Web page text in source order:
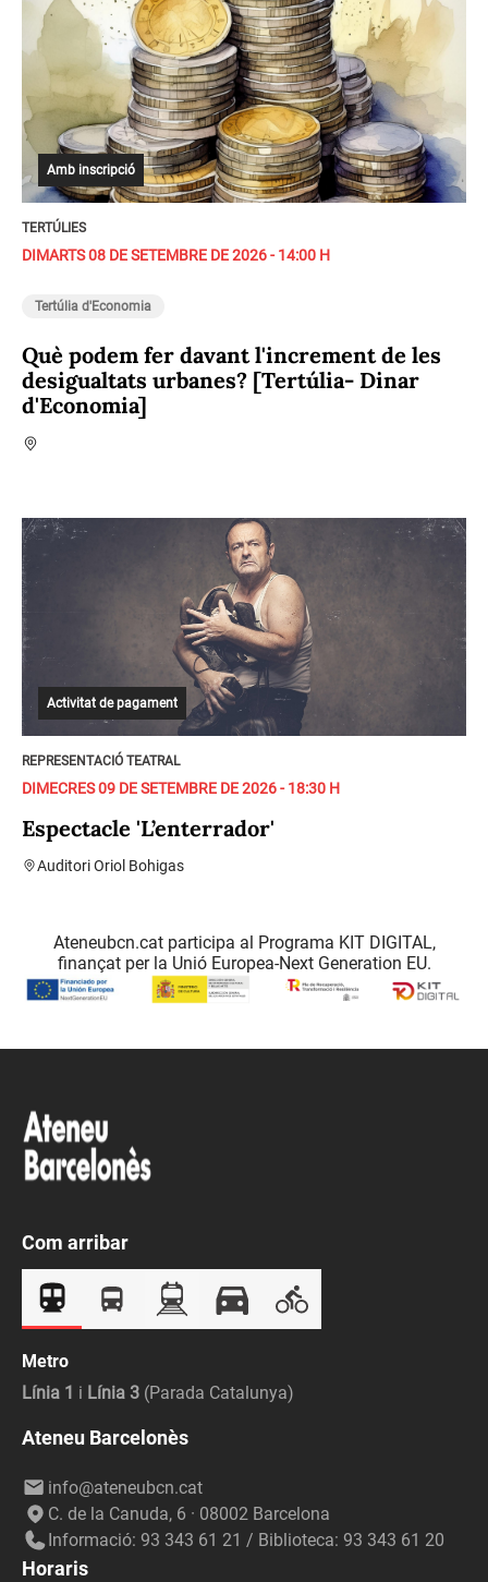
Amb inscripció
TERTÚLIES
DIMARTS 08 DE SETEMBRE DE 2026 - 14:00 H
Tertúlia d'Economia
Què podem fer davant l'increment de les
desigualtats urbanes? [Tertúlia- Dinar
d'Economia]
Activitat de pagament
REPRESENTACIÓ TEATRAL
DIMECRES 09 DE SETEMBRE DE 2026 - 18:30 H
Espectacle 'L’enterrador'
Auditori Oriol Bohigas
Ateneubcn.cat participa al Programa KIT DIGITAL,
finançat per la Unió Europea-Next Generation EU.
Com arribar
Metro
Línia 1 i Línia 3 (Parada Catalunya)
Ateneu Barcelonès
info@ateneubcn.cat
C. de la Canuda, 6 · 08002 Barcelona
Informació: 93 343 61 21 / Biblioteca: 93 343 61 20
Horaris